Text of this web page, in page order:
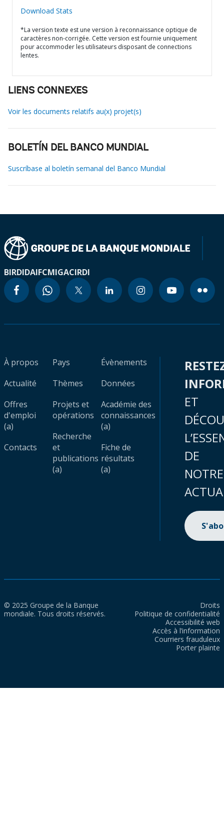
Download Stats
*La version texte est une version à reconnaissance optique de
caractères non-corrigée. Cette version est fournie uniquement
pour accommoder les utilisateurs disposant de connections
lentes.
LIENS CONNEXES
Voir les documents relatifs au(x) projet(s)
BOLETÍN DEL BANCO MUNDIAL
Suscríbase al boletín semanal del Banco Mundial
BIRDIDAIFCMIGACIRDI
À propos
Actualité
Offres
d'emploi
(a)
Contacts
Pays
Thèmes
Projets et
opérations
Recherche
et
publications
(a)
Évènements
Données
Académie des
connaissances
(a)
Fiche de
résultats
(a)
ET
DE
NOTRE
© 2025 Groupe de la Banque
mondiale. Tous droits réservés.
Droits
Politique de confidentialité
Accessibilité web
Accès à l’information
Courriers frauduleux
Porter plainte